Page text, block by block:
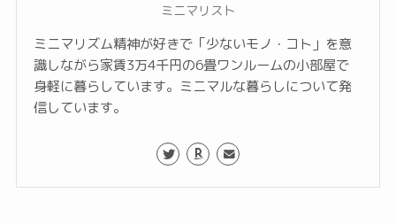
ミニマリスト
ミニマリズム精神が好きで「少ないモノ・コト」を意
識しながら家賃3万4千円の6畳ワンルームの小部屋で
身軽に暮らしています。ミニマルな暮らしについて発
信しています。